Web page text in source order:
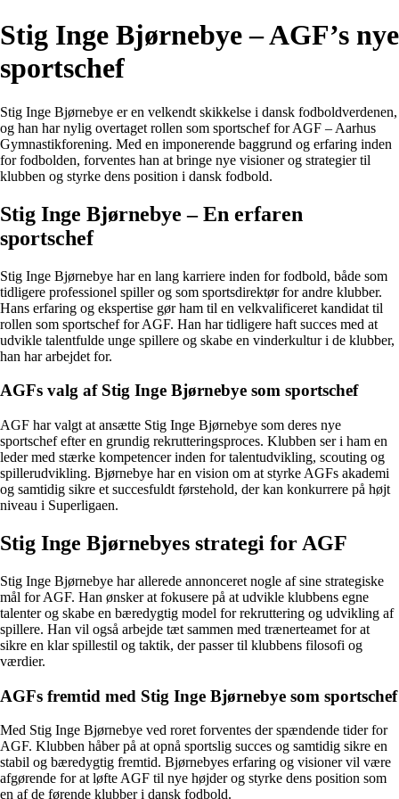
Stig Inge Bjørnebye – AGF’s nye
sportschef
Stig Inge Bjørnebye er en velkendt skikkelse i dansk fodboldverdenen,
og han har nylig overtaget rollen som sportschef for AGF – Aarhus
Gymnastikforening. Med en imponerende baggrund og erfaring inden
for fodbolden, forventes han at bringe nye visioner og strategier til
klubben og styrke dens position i dansk fodbold.
Stig Inge Bjørnebye – En erfaren
sportschef
Stig Inge Bjørnebye har en lang karriere inden for fodbold, både som
tidligere professionel spiller og som sportsdirektør for andre klubber.
Hans erfaring og ekspertise gør ham til en velkvalificeret kandidat til
rollen som sportschef for AGF. Han har tidligere haft succes med at
udvikle talentfulde unge spillere og skabe en vinderkultur i de klubber,
han har arbejdet for.
AGFs valg af Stig Inge Bjørnebye som sportschef
AGF har valgt at ansætte Stig Inge Bjørnebye som deres nye
sportschef efter en grundig rekrutteringsproces. Klubben ser i ham en
leder med stærke kompetencer inden for talentudvikling, scouting og
spillerudvikling. Bjørnebye har en vision om at styrke AGFs akademi
og samtidig sikre et succesfuldt førstehold, der kan konkurrere på højt
niveau i Superligaen.
Stig Inge Bjørnebyes strategi for AGF
Stig Inge Bjørnebye har allerede annonceret nogle af sine strategiske
mål for AGF. Han ønsker at fokusere på at udvikle klubbens egne
talenter og skabe en bæredygtig model for rekruttering og udvikling af
spillere. Han vil også arbejde tæt sammen med trænerteamet for at
sikre en klar spillestil og taktik, der passer til klubbens filosofi og
værdier.
AGFs fremtid med Stig Inge Bjørnebye som sportschef
Med Stig Inge Bjørnebye ved roret forventes der spændende tider for
AGF. Klubben håber på at opnå sportslig succes og samtidig sikre en
stabil og bæredygtig fremtid. Bjørnebyes erfaring og visioner vil være
afgørende for at løfte AGF til nye højder og styrke dens position som
en af de førende klubber i dansk fodbold.